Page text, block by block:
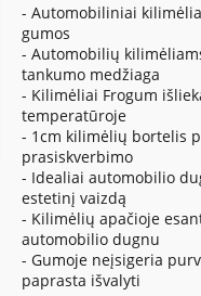
- Automobiliniai
gumos
- Automobilių
tankumo medžiaga
- Kilimėliai Frogum
temperatūroje
- 1cm kilimėlių bortelis
prasiskverbimo
- Idealiai automobilio
estetinį vaizdą
- Kilimėlių apačioje
automobilio dugnu
- Gumoje neįsigeria
paprasta išvalyti